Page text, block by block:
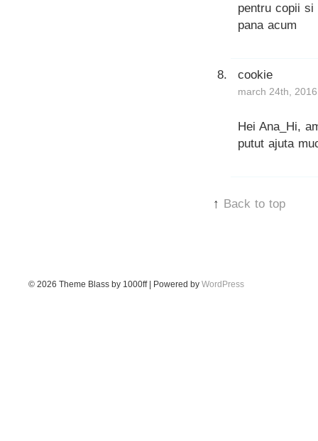
pentru copii
pana acum
cookie
march 24th,
Hei Ana_Hi,
putut ajuta
↑ Back to top
© 2026 Theme Blass by 1000ff | Powered by WordPress